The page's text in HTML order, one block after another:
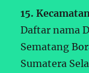
15.
Daftar nama
Sematang
Sumatera